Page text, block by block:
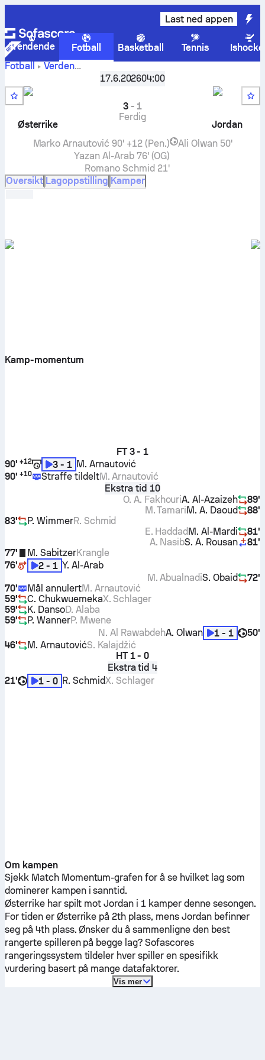
Last ned appen
Trendende Fotball Basketball Tennis
Fotball
Verden
Verdensmesterskapet, Gruppe J,Runde 1
Jordan
live resultat, H2H resultater, tabell and spådommer
17.6.202604:00
Østerrike
3- 1
Ferdig
Jordan
Marko Arnautović 90' +12 (Pen.)
Yazan Al-Arab 76' (OG)
Romano Schmid 21'
Ali Olwan 50'
Oversikt Lagoppstilling Kamper
Kamp-momentum
FT 3 - 1
90' +12 3 - 1 M. Arnautović
90' +10 Straffe tildeltM. Arnautović
Ekstra tid 10
89'
A. Al-Azaizeh
O. A. Fakhouri
88'
M. A. Daoud
M. Tamari
83'
P. WimmerR. Schmid
81'
M. Al-Mardi
E. Haddad
81'
S. A. Rousan
A. Nasib
77'
M. SabitzerKrangle
76'
2 - 1 Y. Al-Arab
72'
S. Obaid
M. Abualnadi
70'
Mål annulertM. Arnautović
59'
C. ChukwuemekaX. Schlager
59'
K. DansoD. Alaba
59'
P. WannerP. Mwene
50'
1 - 1
A. Olwan
N. Al Rawabdeh
46'
M. ArnautovićS. Kalajdžić
HT 1 - 0
Ekstra tid 4
21'
1 - 0 R. SchmidX. Schlager
Om kampen
Sjekk Match Momentum-grafen for å se hvilket lag som
dominerer kampen i sanntid.
Østerrikehar spilt motJordan i 1 kamper denne sesongen.
For tiden er Østerrike på 2th plass, mens Jordanbefinner
seg på 4th plass. Ønsker du å sammenligne den best
rangerte spilleren på begge lag? Sofascores
rangeringssystem tildeler hver spiller en spesifikk
vurdering basert på mange datafaktorer.
Vis mer